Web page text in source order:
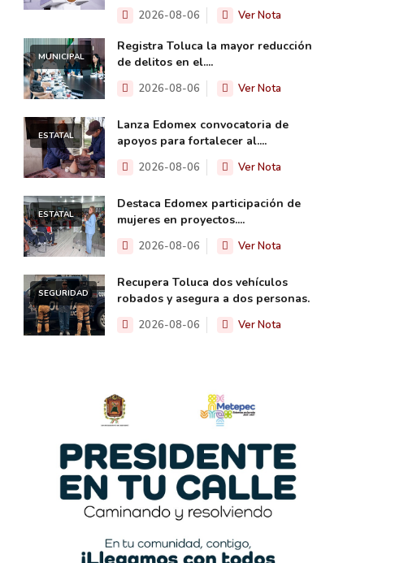
2026-08-06 Ver Nota
MUNICIPAL
Registra Toluca la mayor reducción
de delitos en el....
2026-08-06 Ver Nota
ESTATAL
Lanza Edomex convocatoria de
apoyos para fortalecer al....
2026-08-06 Ver Nota
ESTATAL
Destaca Edomex participación de
mujeres en proyectos....
2026-08-06 Ver Nota
SEGURIDAD
Recupera Toluca dos vehículos
robados y asegura a dos personas.
2026-08-06 Ver Nota